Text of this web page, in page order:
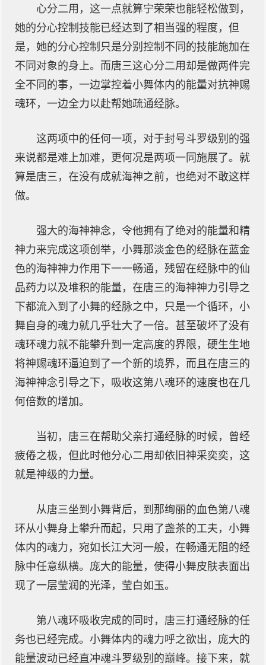
心分二用，这一点就算宁荣荣也能轻松做到，
她的分心控制技能已经达到了相当强的程度，但
是，她的分心控制只是分别控制不同的技能施加在
不同对象的身上。而唐三这心分二用却是做两件完
全不同的事，一边掌控着小舞体内的能量对抗神赐
魂环，一边全力以赴帮她疏通经脉。
这两项中的任何一项，对于封号斗罗级别的强
来说都是难上加难，更何况是两项一同施展了。就
算是唐三，在没有成就海神之前，也绝对不敢这样
做。
强大的海神神念，令他拥有了绝对的能量和精
神力来完成这项创举，小舞那淡金色的经脉在蓝金
色的海神神力作用下一一畅通，残留在经脉中的仙
品药力以及堆积的能量，在唐三的海神神力引导之
下都流入到了小舞的经脉之中，只是一个循环，小
舞自身的魂力就几乎壮大了一倍。甚至破坏了没有
魂环魂力就不能攀升到一定高度的界限，硬生生地
将神赐魂环逼迫到了一个新的境界，而且在唐三的
海神神念引导之下，吸收这第八魂环的速度也在几
何倍数的增加。
当初，唐三在帮助父亲打通经脉的时候，曾经
疲倦之极，但此时他分心二用却依旧神采奕奕，这
就是神级的力量。
从唐三坐到小舞背后，到那绚丽的血色第八魂
环从小舞身上攀升而起，只用了盏茶的工夫，小舞
体内的魂力，宛如长江大河一般，在畅通无阻的经
脉中任意纵横。庞大的能量，使得小舞皮肤表面出
现了一层莹润的光泽，莹白如玉。
第八魂环吸收完成的同时，唐三打通经脉的任
务也已经完成。小舞体内的魂力呼之欲出，庞大的
能量波动已经直冲魂斗罗级别的巅峰。接下来，就